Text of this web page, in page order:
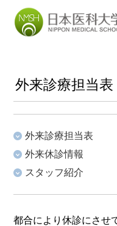
外来診療担当
外来診療担当表
外来休診情報
スタッフ紹介
都合により休診にさせ